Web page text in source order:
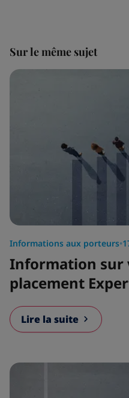
Sur le même sujet
Informations aux porteurs•
Information sur
placement
Lire la suite